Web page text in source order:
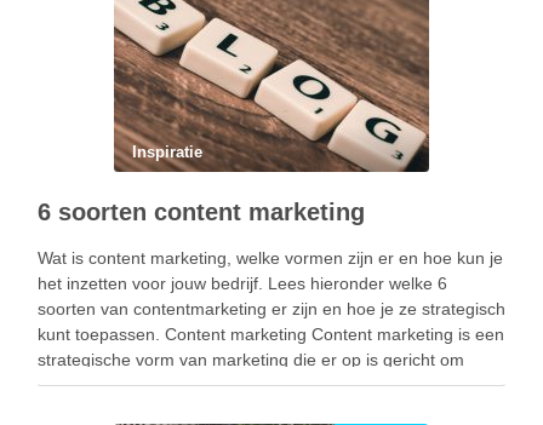
Inspiratie
6 soorten content marketing
Wat is content marketing, welke vormen zijn er en hoe kun je
het inzetten voor jouw bedrijf. Lees hieronder welke 6
soorten van contentmarketing er zijn en hoe je ze strategisch
kunt toepassen. Content marketing Content marketing is een
strategische vorm van marketing die er op is gericht om
waardevolle, …